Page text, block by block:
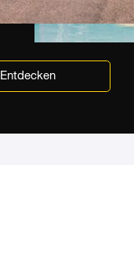
Entdecken